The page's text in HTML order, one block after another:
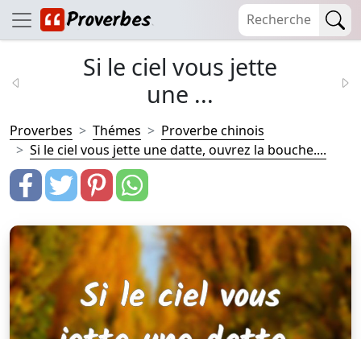
Si le ciel vous jette
une ...
Proverbes Thémes
Proverbe chinois
Si le ciel vous jette une datte, ouvrez la bouche....